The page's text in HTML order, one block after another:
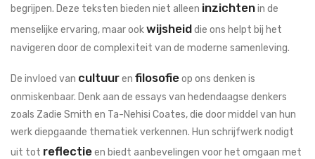
begrijpen. Deze teksten bieden niet alleen inzichtenin de
menselijke ervaring, maar ookwijsheiddie ons helpt bij het
navigeren door de complexiteit van de moderne samenleving.
De invloed van cultuuren filosofieop ons denken is
onmiskenbaar. Denk aan de essays van hedendaagse denkers
zoals Zadie Smith en Ta-Nehisi Coates, die door middel van hun
werk diepgaande thematiek verkennen. Hun schrijfwerk nodigt
uit tot reflectieen biedt aanbevelingen voor het omgaan met